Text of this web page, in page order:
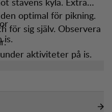
optimal för pikning.
för sig själv. Observera
is.
aktiviteter på is.